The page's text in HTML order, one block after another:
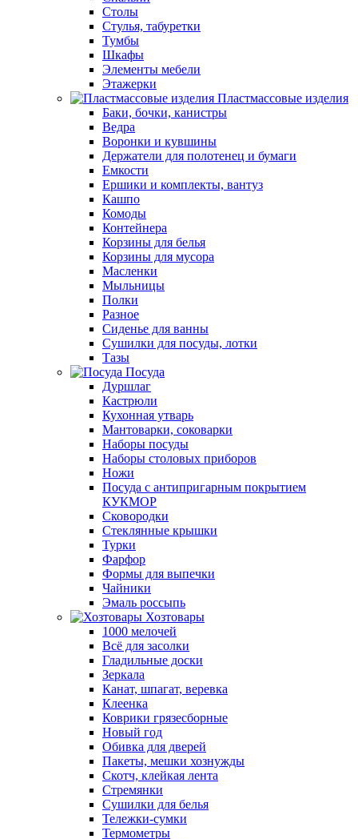
Столы
Стулья, табуретки
Тумбы
Шкафы
Элементы мебели
Этажерки
Пластмассовые изделия
Баки, бочки, канистры
Ведра
Воронки и кувшины
Держатели для полотенец и бумаги
Емкости
Ершики и комплекты, вантуз
Кашпо
Комоды
Контейнера
Корзины для белья
Корзины для мусора
Масленки
Мыльницы
Полки
Разное
Сиденье для ванны
Сушилки для посуды, лотки
Тазы
Посуда
Дуршлаг
Кастрюли
Кухонная утварь
Мантоварки, соковарки
Наборы посуды
Наборы столовых приборов
Ножи
Посуда с антипригарным покрытием
КУКМОР
Сковородки
Стеклянные крышки
Турки
Фарфор
Формы для выпечки
Чайники
Эмаль россыпь
Хозтовары
1000 мелочей
Всё для засолки
Гладильные доски
Зеркала
Канат, шпагат, веревка
Клеенка
Коврики грязесборные
Новый год
Обивка для дверей
Пакеты, мешки хознужды
Скотч, клейкая лента
Стремянки
Сушилки для белья
Тележки-сумки
Термометры